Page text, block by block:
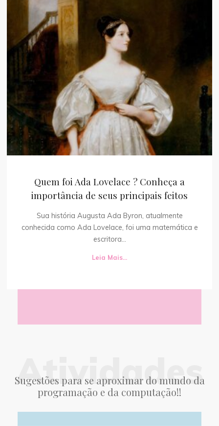
Quem foi Ada Lovelace ? Conheça a
importância de seus principais feitos
Sua história Augusta Ada Byron, atualmente
conhecida como Ada Lovelace, foi uma matemática e
escritora...
Leia Mais...
Atividades
Sugestões para se aproximar do mundo da
programação e da computação!!